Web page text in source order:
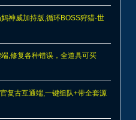
神威加持版,循环BOSS狩猎-世
,修复各种错误，全道具可买
复古互通端,一键组队+带全套源